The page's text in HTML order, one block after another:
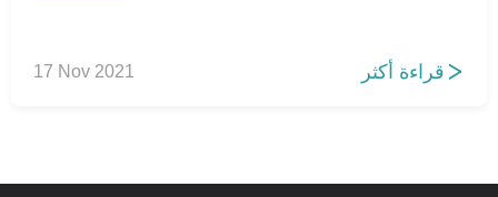
17 Nov 2021 قراءة أكثر 